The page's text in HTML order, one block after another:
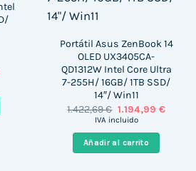
es:
537,99 €.
Portátil Asus ZenBook 14
OLED UX3405CA-
QD1312W Intel Core Ultra
7-255H/ 16GB/ 1TB SSD/
14″/ Win11
1.422,69€ El
precio
era:
1.422,69 €.
1.194,99 €El
IVA incluido
Añadir al carrito